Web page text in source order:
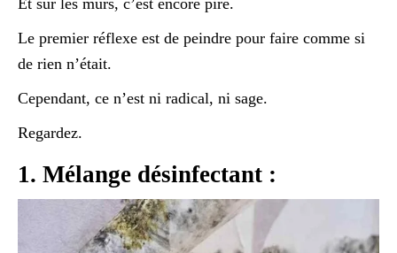
Et sur les murs, c’est encore pire.
Le premier réflexe est de peindre pour faire comme si
de rien n’était.
Cependant, ce n’est ni radical, ni sage.
Regardez.
1. Mélange désinfectant :